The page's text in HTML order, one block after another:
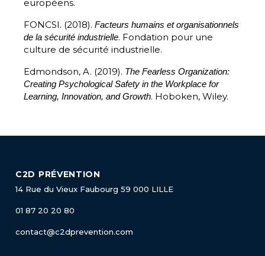
européens.
FONCSI. (2018). Facteurs humains et organisationnels
de la sécurité industrielle. Fondation pour une
culture de sécurité industrielle.
Edmondson, A. (2019). The Fearless Organization:
Creating Psychological Safety in the Workplace for
Learning, Innovation, and Growth. Hoboken, Wiley.
C2D PRÉVENTION
14 Rue du Vieux Faubourg 59 000 LILLE
01 87 20 20 80
contact@c2dprevention.com